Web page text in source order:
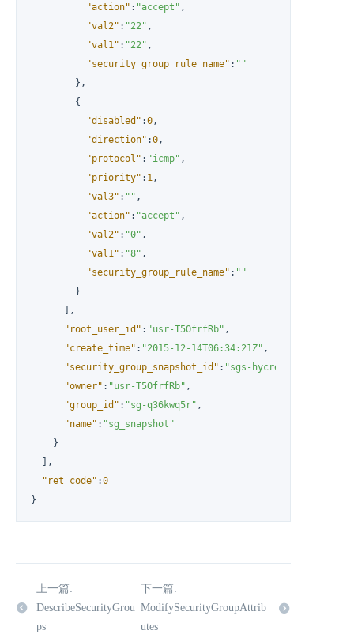
"action" : "accept" ,
"val2" : "22" ,
"val1" : "22" ,
"security_group_rule_name" : ""
} ,
{
"disabled" :0,
"direction" :0,
"protocol" : "icmp" ,
"priority" : 1,
"val3" : "" ,
"action" : "accept" ,
"val2" : "0" ,
"val1" : "8" ,
"security_group_rule_name" : ""
}
,
"root_user_id" : "usr-T5OfrfRb" ,
"create_time" : "2015-12-14T06:34:21Z" ,
"security_group_snapshot_id" : "sgs-hycrez7a"
"owner" : "usr-T5OfrfRb" ,
"group_id" : "sg-q36kwq5r" ,
"name" : "sg_snapshot"
}
,
"ret_code" :0
}
上一篇:
DescribeSecurityGrou
ps
下一篇:
ModifySecurityGroupAttrib
utes